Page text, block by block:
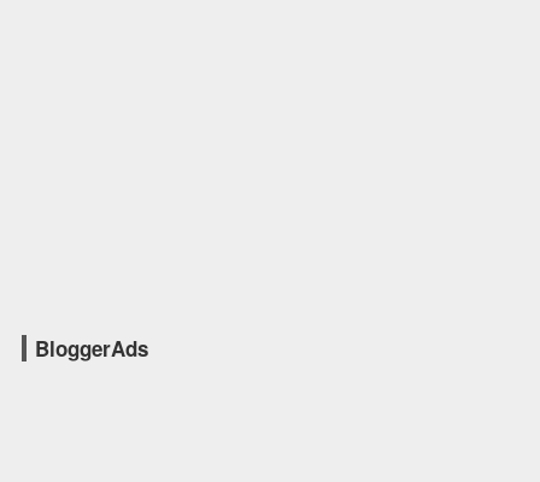
BloggerAds